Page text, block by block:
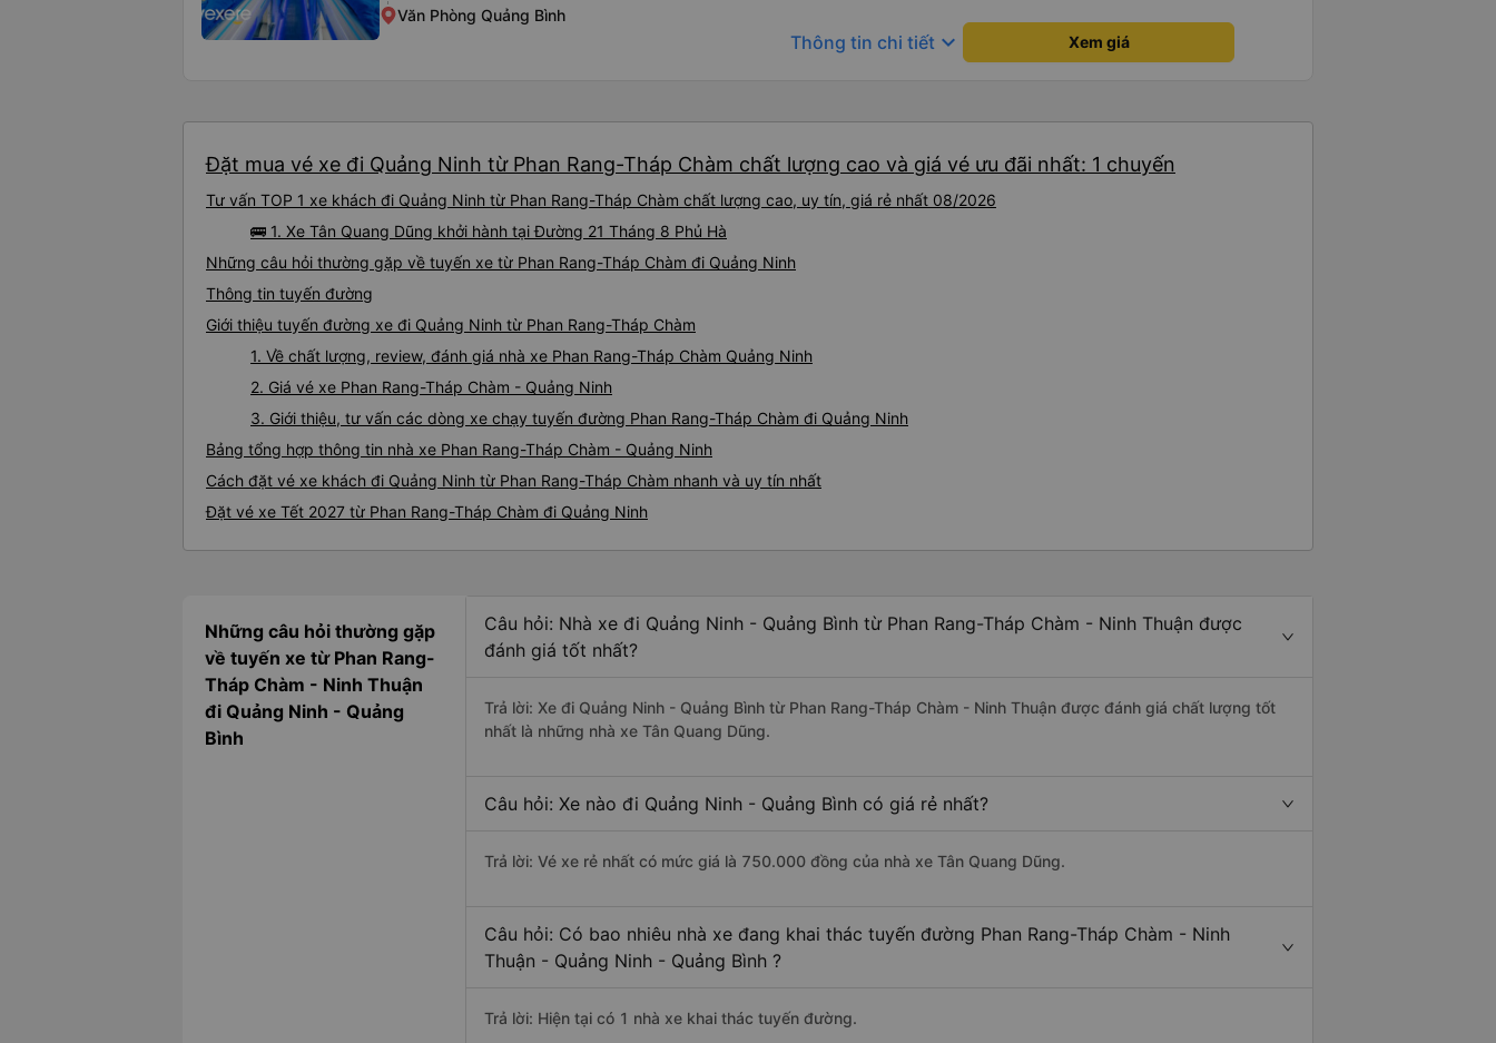
Văn Phòng Quảng Bình
bị phản ánh thì đừng trừ lương bạn ấy nha. Nếu bạn ấy bị trừ
thì bảo bạn ấy liên hệ sđt của mình, mình hỗ trợ ạ. Số mình
(một mình) yêu luôn. Nhưng phòng đôi mà nằm một thì mỗi
10/10.
Thông tin chi tiết keyboard_arrow_down Xem giá
Đặt mua vé xe đi Quảng Ninh từ Phan Rang-Tháp Chàm chất lượng cao và giá vé ưu đãi nhất: 1 chuyến
Tư vấn TOP 1 xe khách đi Quảng Ninh từ Phan Rang-Tháp Chàm chất lượng cao, uy tín, giá rẻ nhất 08/2026
🚌 1. Xe Tân Quang Dũng khởi hành tại Đường 21 Tháng 8 Phủ Hà
Những câu hỏi thường gặp về tuyến xe từ Phan Rang-Tháp Chàm đi Quảng Ninh
Thông tin tuyến đường
Giới thiệu tuyến đường xe đi Quảng Ninh từ Phan Rang-Tháp Chàm
1. Về chất lượng, review, đánh giá nhà xe Phan Rang-Tháp Chàm Quảng Ninh
2. Giá vé xe Phan Rang-Tháp Chàm - Quảng Ninh
3. Giới thiệu, tư vấn các dòng xe chạy tuyến đường Phan Rang-Tháp Chàm đi Quảng Ninh
Bảng tổng hợp thông tin nhà xe Phan Rang-Tháp Chàm - Quảng Ninh
Cách đặt vé xe khách đi Quảng Ninh từ Phan Rang-Tháp Chàm nhanh và uy tín nhất
Đặt vé xe Tết 2027 từ Phan Rang-Tháp Chàm đi Quảng Ninh
Những câu hỏi thường gặp
về tuyến xe từ Phan Rang-
Tháp Chàm - Ninh Thuận
đi Quảng Ninh - Quảng
Bình
Câu hỏi: Nhà xe đi Quảng Ninh - Quảng Bình từ Phan Rang-Tháp Chàm - Ninh Thuận được
đánh giá tốt nhất?
Trả lời: Xe đi Quảng Ninh - Quảng Bình từ Phan Rang-Tháp Chàm - Ninh Thuận được đánh giá chất lượng tốt
nhất là những nhà xe Tân Quang Dũng.
Câu hỏi: Xe nào đi Quảng Ninh - Quảng Bình có giá rẻ nhất?
Trả lời: Vé xe rẻ nhất có mức giá là 750.000 đồng của nhà xe Tân Quang Dũng.
Câu hỏi: Có bao nhiêu nhà xe đang khai thác tuyến đường Phan Rang-Tháp Chàm - Ninh
Thuận - Quảng Ninh - Quảng Bình ?
Trả lời: Hiện tại có 1 nhà xe khai thác tuyến đường.